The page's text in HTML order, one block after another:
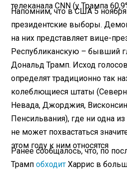
телеканала CNN (у Трампа
Напомним, что в США 5 ноября
президентские выборы.
на них представляет вице-
Республиканскую – бывший
Дональд Трамп. Исход
определят традиционно так
колеблющиеся штаты
Невада, Джорджия,
Пенсильвания), где ни одна
не может похвастаться
этом году к ним относятся
Ранее сообщалось, что, по
Трампобходит Харрис в